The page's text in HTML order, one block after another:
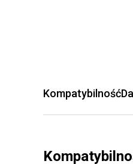
Kompatybilność